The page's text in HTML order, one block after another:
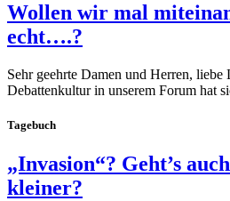
Wollen wir mal
echt….?
Sehr geehrte Damen und Herren,
Debattenkultur in unserem Forum hat
Tagebuch
„Invasion“? Geht’s
kleiner?